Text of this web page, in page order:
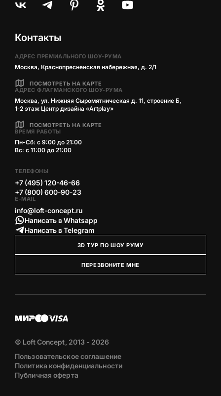
Контакты
АДРЕС ПРЕМИАЛЬНОГО ШОУ-РУМА
Москва, Краснопресненская набережная, д. 2/1
ПОСМОТРЕТЬ НА КАРТЕ
АДРЕС ФЛАГМАНСКОГО ШОУ-РУМА
Москва, ул. Нижняя Сыромятническая д. 11, строение Б,
1‑2 этаж Центр дизайна «Artplay»
ПОСМОТРЕТЬ НА КАРТЕ
ВРЕМЯ РАБОТЫ
Пн-Сб: с 9:00 до 21:00
Вс: с 11:00 до 21:00
ТЕЛЕФОНЫ
+7 (495) 120-46-66
+7 (800) 600-90-23
E-MAIL
info@loft-concept.ru
Написать в Whatsapp
Написать в Telegram
3D ТУР ПО ШОУ РУМУ
ПЕРЕЗВОНИТЕ МНЕ
© Loft Concept, 2013 - 2026
Пользовательское соглашение
Политика конфиденциальности
Публичная оферта